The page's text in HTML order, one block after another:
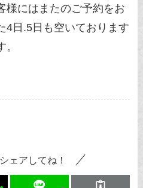
様にはまたのご予約をお
4日.5日も空いております
ェアしてね！